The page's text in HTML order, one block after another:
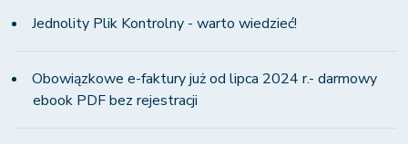
Jednolity Plik Kontrolny - warto wiedzieć!
Obowiązkowe e-faktury już od lipca 2024 r.- darmowy
ebook PDF bez rejestracji